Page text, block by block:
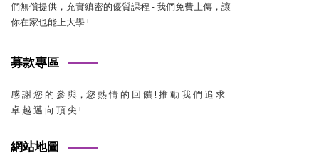
們無償提供，充實縝密的優質課程 - 我們免費上傳，讓
你在家也能上大學 !
募款專區
感 謝 您 的 參 與，您 熱 情 的 回 饋 ! 推 動 我 們 追 求
卓 越 邁 向 頂 尖 !
網站地圖